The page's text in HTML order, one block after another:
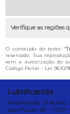
Verifique as regiões
O conteúdo do texto "
reservado. Sua
sem a autorização do
Código Penal – Lei 9610/
Lubrificantes
Avenida do Oratório,
São Paulo-SP -